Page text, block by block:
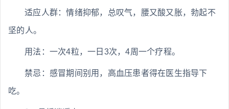
适应人群：情绪抑郁，总叹气，腰又酸又胀，勃起不
坚的人。
用法：一次4粒，一日3次，4周一个疗程。
禁忌：感冒期间别用，高血压患者得在医生指导下
吃。